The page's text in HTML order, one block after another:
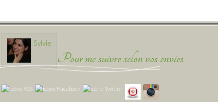
Sylvie
Pour me suivre selon vos envies